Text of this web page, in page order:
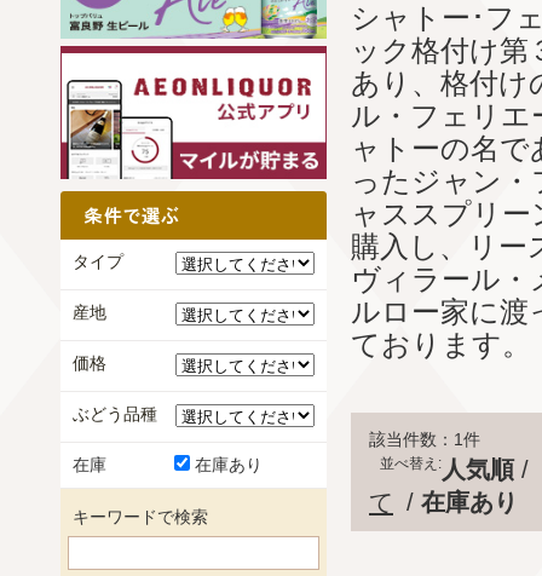
シャトー･フ
ック格付け
あり、格付け
ル・フェリ
ャトーの名で
ったジャン・
ャススプリ
購入し、リー
ヴィラール
ルロー家に渡
ております。
該当件数：1件
並べ替え: 人気順 /
て / 在庫あり
タイプ
産地
価格
ぶどう品種
在庫 在庫あり
キーワードで検索